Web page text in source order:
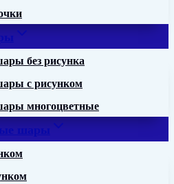
без рисунка
с рисунком
многоцветные
шары